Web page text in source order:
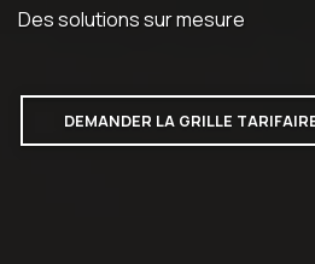
Des solutions sur mesure
DEMANDER LA GRILLE